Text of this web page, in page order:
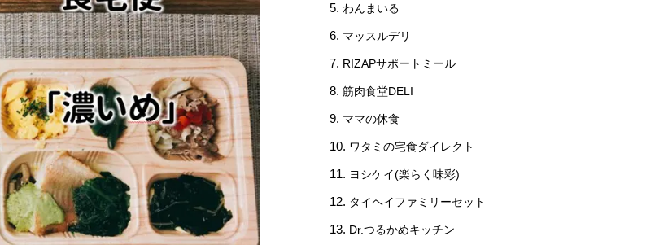
わんまいる
マッスルデリ
RIZAPサポートミール
筋肉食堂DELI
ママの休食
ワタミの宅食ダイレクト
ヨシケイ(楽らく味彩)
タイヘイファミリーセット
Dr.つるかめキッチン